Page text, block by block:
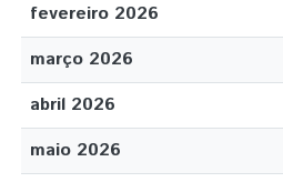
fevereiro 2026
março 2026
abril 2026
maio 2026